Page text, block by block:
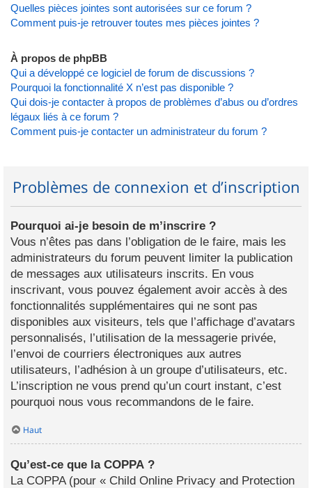
Quelles pièces jointes sont autorisées sur ce forum ?
Comment puis-je retrouver toutes mes pièces jointes ?
À propos de phpBB
Qui a développé ce logiciel de forum de discussions ?
Pourquoi la fonctionnalité X n’est pas disponible ?
Qui dois-je contacter à propos de problèmes d’abus ou d’ordres
légaux liés à ce forum ?
Comment puis-je contacter un administrateur du forum ?
Problèmes de connexion et d’inscription
Pourquoi ai-je besoin de m’inscrire ?
Vous n’êtes pas dans l’obligation de le faire, mais les
administrateurs du forum peuvent limiter la publication
de messages aux utilisateurs inscrits. En vous
inscrivant, vous pouvez également avoir accès à des
fonctionnalités supplémentaires qui ne sont pas
disponibles aux visiteurs, tels que l’affichage d’avatars
personnalisés, l’utilisation de la messagerie privée,
l’envoi de courriers électroniques aux autres
utilisateurs, l’adhésion à un groupe d’utilisateurs, etc.
L’inscription ne vous prend qu’un court instant, c’est
pourquoi nous vous recommandons de le faire.
Haut
Qu’est-ce que la COPPA ?
La COPPA (pour « Child Online Privacy and Protection